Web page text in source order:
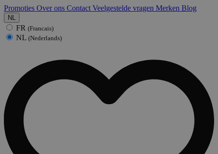
Promoties Over ons Contact Veelgestelde vragen Merken Blog
NL
FR (Francais)
NL (Nederlands)